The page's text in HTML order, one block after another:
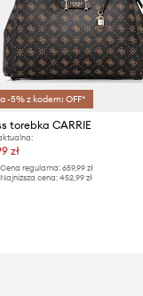
-5% z kodem: OFF*
torebka CARRIE
zł
Cena regularna: 659,99 zł
Najniższa cena: 452,99 zł